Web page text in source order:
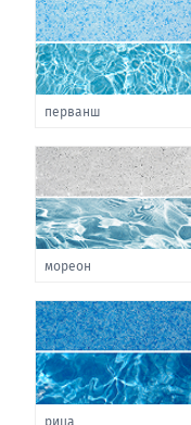
перванш
мореон
рица